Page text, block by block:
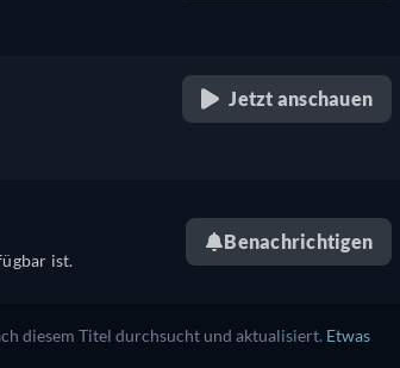
Jetzt anschauen
ist.
Benachrichtigen
diesem Titel durchsucht und aktualisiert. Etwas